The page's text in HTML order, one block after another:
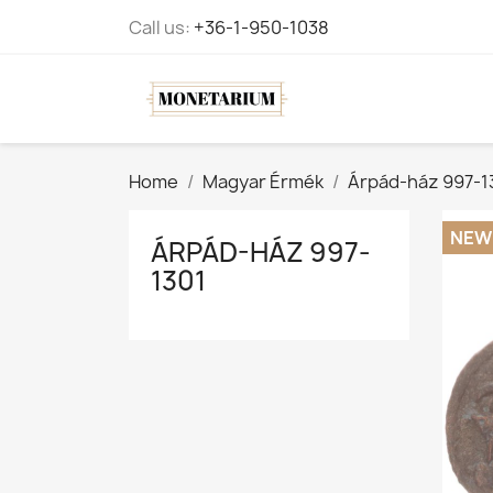
Call us: +36-1-950-1038
Home Magyar Érmék Árpád-ház 997-
ÁRPÁD-HÁZ 997-
1301
NEW